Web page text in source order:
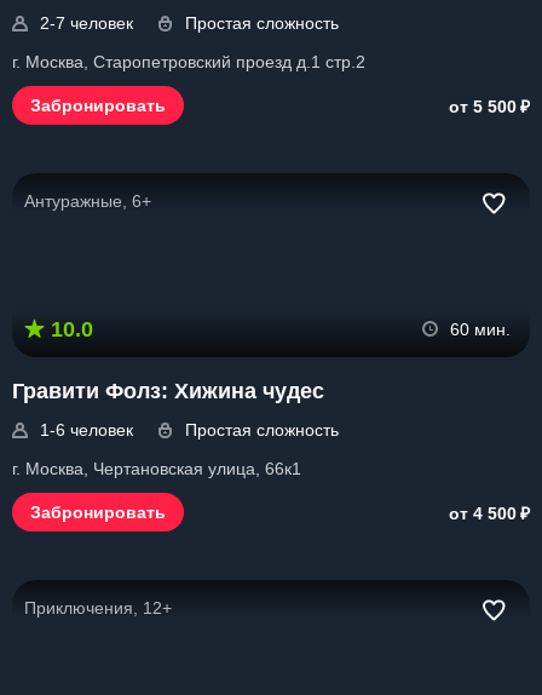
2-7 человек
Простая сложность
г. Москва, Старопетровский проезд д.1 стр.2
Забронировать от 5 500₽
Антуражные, 6+
10.0 60 мин.
Гравити Фолз: Хижина чудес
1-6 человек
Простая сложность
г. Москва, Чертановская улица, 66к1
Забронировать от 4 500₽
Приключения, 12+